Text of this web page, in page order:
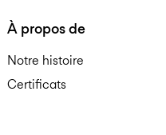
À propos de
Notre histoire
Certificats